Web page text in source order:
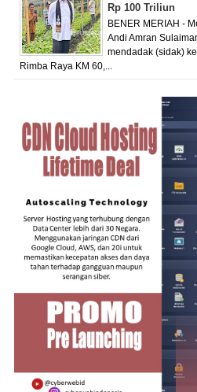
Rp 100 Triliun
BENER MERIAH -
Andi Amran
mendadak (sidak)
Rimba Raya KM 60,...